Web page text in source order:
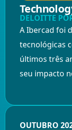
DELOITTE
A Ibercad foi
tecnológicas
últimos três
seu impacto
OUTUBRO